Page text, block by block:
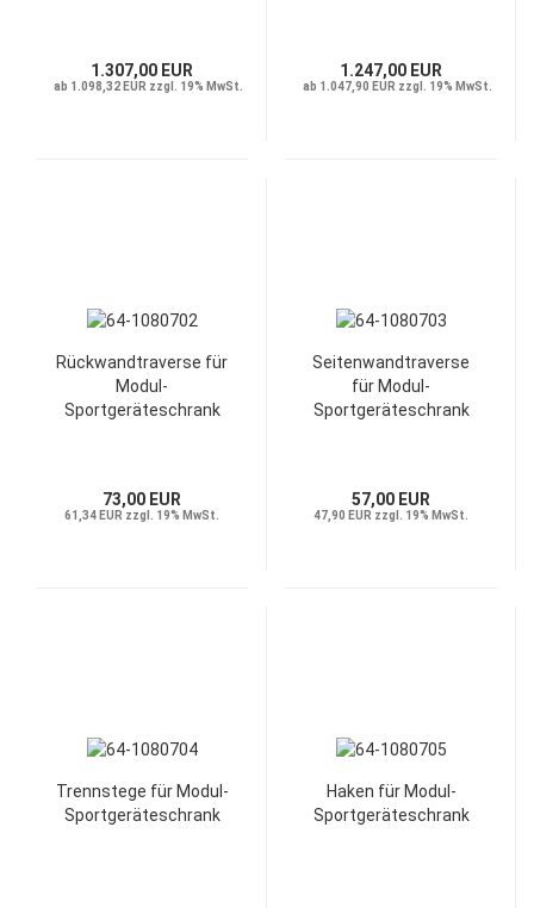
1.307,00 EUR
ab 1.098,32 EUR zzgl. 19% MwSt.
1.247,00 EUR
ab 1.047,90 EUR zzgl. 19% MwSt.
Rückwandtraverse für
Modul-
Sportgeräteschrank
73,00 EUR
61,34 EUR zzgl. 19% MwSt.
Seitenwandtraverse
für Modul-
Sportgeräteschrank
57,00 EUR
47,90 EUR zzgl. 19% MwSt.
Trennstege für Modul-
Sportgeräteschrank
Haken für Modul-
Sportgeräteschrank